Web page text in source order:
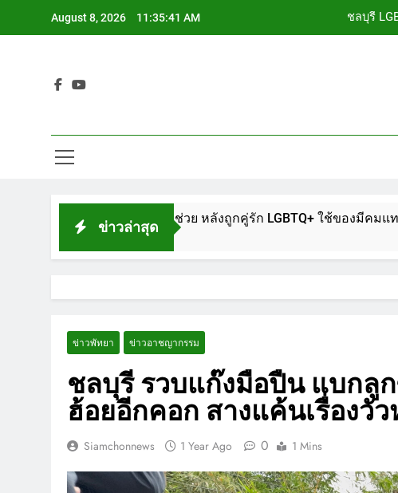
August 8, 2026 11:35:42 AM
ชลบุรี
ชลบุรี
ข่าวล่าสุด
ยา แจ้งตำรวจช่วย หลังถูกคู่รัก LGBTQ+ ใช้ของมีคมแทงเจ็บสาหัส
ข่าวพัทยา ข่าวอาชญากรรม
ชลบุรี รวบแก๊งมือปืน แบกลูก
ฮ้อยอีกคอก สางแค้นเรื่องวัว
Siamchonnews 1 Year Ago 0 1 Mins